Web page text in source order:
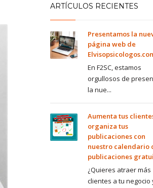
ARTÍCULOS RECIENTES
Presentamos la
página web de
En F2SC, estamos
orgullosos de
la nue...
Aumenta tus
organiza tus
publicaciones con
nuestro calendario
publicaciones
¿Quieres atraer más
clientes a tu negocio